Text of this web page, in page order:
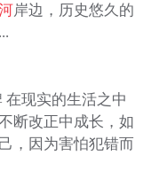
岸边，历史悠久的
在现实的生活之中
断改正中成长，如
，因为害怕犯错而